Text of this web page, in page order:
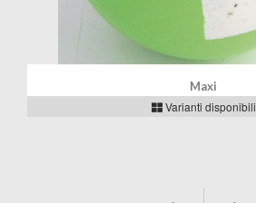
Maxi
Varianti disponibili